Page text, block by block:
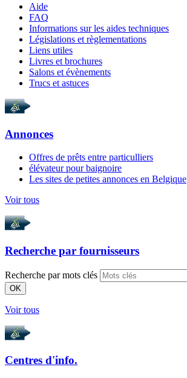
Aide
FAQ
Informations sur les aides techniques
Législations et règlementations
Liens utiles
Livres et brochures
Salons et évènements
Trucs et astuces
Annonces
Offres de prêts entre particulliers
élévateur pour baignoire
Les sites de petites annonces en Belgique
Voir tous
Recherche par fournisseurs
Recherche par mots clés
OK
Voir tous
Centres d'info.